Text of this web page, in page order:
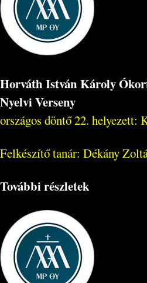
Horváth István Károly
Nyelvi Verseny
országos döntő 22. helyezett:
Felkészítő tanár: Dékány
További részletek